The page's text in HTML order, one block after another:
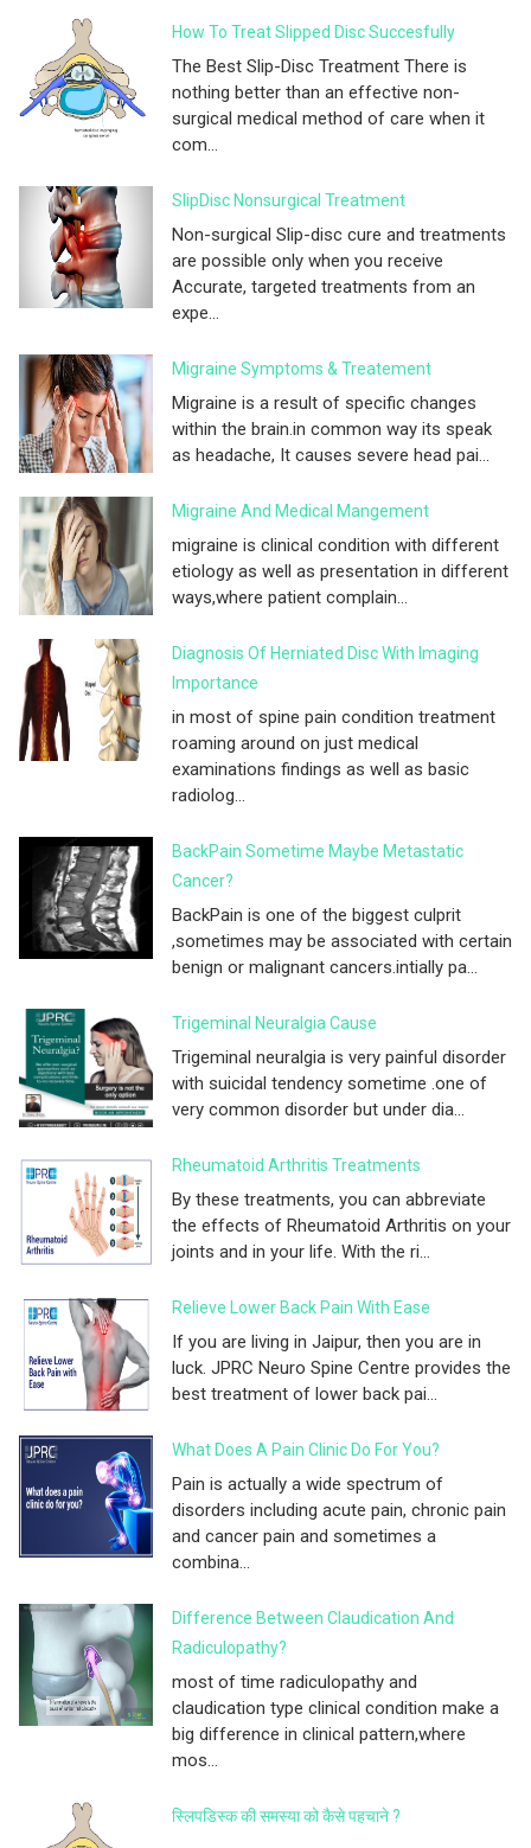
How To Treat Slipped Disc Succesfully
The Best Slip-Disc Treatment There is
nothing better than an effective non-
surgical medical method of care when it
com...
SlipDisc Nonsurgical Treatment
Non-surgical Slip-disc cure and treatments
are possible only when you receive
Accurate, targeted treatments from an
expe...
Migraine Symptoms & Treatement
Migraine is a result of specific changes
within the brain.in common way its speak
as headache, It causes severe head pai...
Migraine And Medical Mangement
migraine is clinical condition with different
etiology as well as presentation in different
ways,where patient complain...
Diagnosis Of Herniated Disc With Imaging
Importance
in most of spine pain condition treatment
roaming around on just medical
examinations findings as well as basic
radiolog...
BackPain Sometime Maybe Metastatic
Cancer?
BackPain is one of the biggest culprit
,sometimes may be associated with certain
benign or malignant cancers.intially pa...
Trigeminal Neuralgia Cause
Trigeminal neuralgia is very painful disorder
with suicidal tendency sometime .one of
very common disorder but under dia...
Rheumatoid Arthritis Treatments
By these treatments, you can abbreviate
the effects of Rheumatoid Arthritis on your
joints and in your life. With the ri...
Relieve Lower Back Pain With Ease
If you are living in Jaipur, then you are in
luck. JPRC Neuro Spine Centre provides the
best treatment of lower back pai...
What Does A Pain Clinic Do For You?
Pain is actually a wide spectrum of
disorders including acute pain, chronic pain
and cancer pain and sometimes a
combina...
Difference Between Claudication And
Radiculopathy?
most of time radiculopathy and
claudication type clinical condition make a
big difference in clinical pattern,where
mos...
स्लिपडिस्क की समस्या को कैसे पहचाने ?